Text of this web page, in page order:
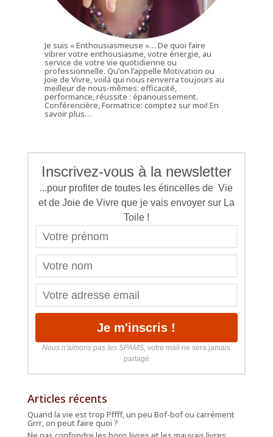
Je suis « Enthousiasmeuse »… De quoi faire
vibrer votre enthousiasme, votre énergie, au
service de votre vie quotidienne ou
professionnelle. Qu’on l’appelle Motivation ou
Joie de Vivre, voilà qui nous renverra toujours au
meilleur de nous-mêmes: efficacité,
performance, réussite : épanouissement.
Conférencière, Formatrice: comptez sur moi!En
savoir plus…
Inscrivez-vous à la newsletter
...pour profiter de toutes les étincelles de Vie
et de Joie de Vivre que je vais envoyer sur La
Toile !
Nous n'aimons pas les SPAMS, votre mail ne sera jamais
partagé
Articles récents
Quand la vie est trop Pffff, un peu Bof-bof ou carrément
Grrr, on peut faire quoi ?